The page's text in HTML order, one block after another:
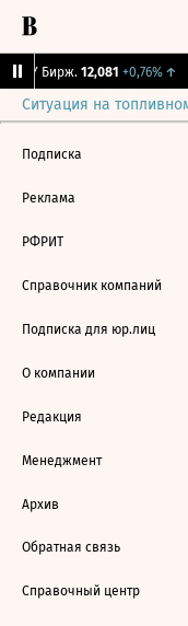
CNY Бирж. 12,081 +0,76%↑
Ситуация на
Подписка
Реклама
РФРИТ
Справочник компаний
Подписка для юр.лиц
О компании
Редакция
Менеджмент
Архив
Обратная связь
Справочный центр